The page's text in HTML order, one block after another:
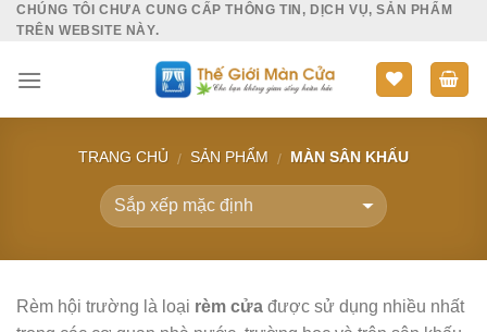
SkipCHÚNG TÔI CHƯA CUNG CẤP THÔNG TIN, DỊCH VỤ, SẢN PHẨM
TRÊN WEBSITE NÀY.
TRANG CHỦ / SẢN PHẨM / MÀN SÂN KHẤU
Rèm hội trường là loại rèm cửa được sử dụng nhiều nhất